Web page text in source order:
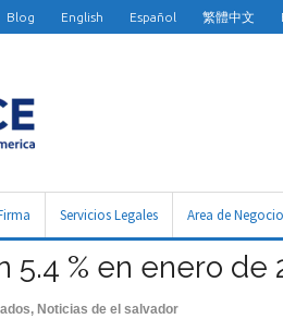
Blog English Español 繁體中文
Servicios Legales Area de
% en enero de
Noticias de el salvador